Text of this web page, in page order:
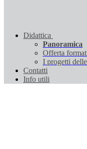
Didattica
Panoramica
Offerta
I progetti
Contatti
Info utili